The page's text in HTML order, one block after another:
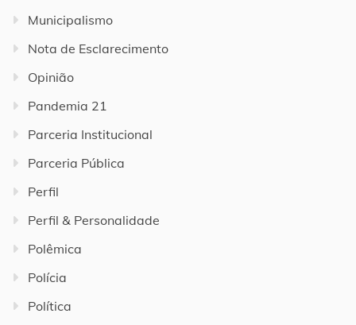
Municipalismo
Nota de Esclarecimento
Opinião
Pandemia 21
Parceria Institucional
Parceria Pública
Perfil
Perfil & Personalidade
Polêmica
Polícia
Política